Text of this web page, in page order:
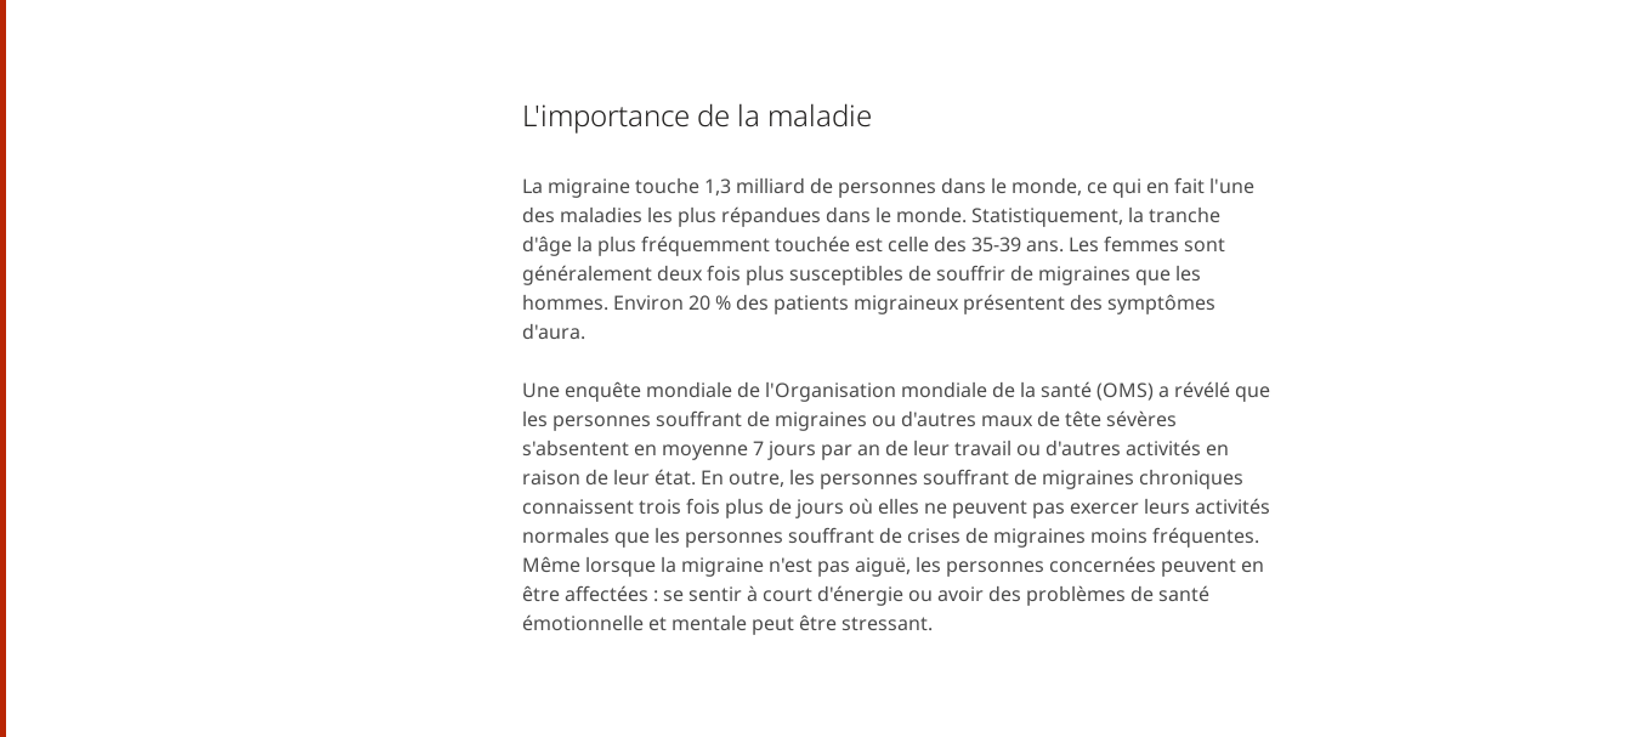
L'importance de la maladie
La migraine touche 1,3 milliard de personnes dans le monde, ce qui en fait l'une
des maladies les plus répandues dans le monde. Statistiquement, la tranche
d'âge la plus fréquemment touchée est celle des 35-39 ans. Les femmes sont
généralement deux fois plus susceptibles de souffrir de migraines que les
hommes. Environ 20 % des patients migraineux présentent des symptômes
d'aura.
Une enquête mondiale de l'Organisation mondiale de la santé (OMS) a révélé que
les personnes souffrant de migraines ou d'autres maux de tête sévères
s'absentent en moyenne 7 jours par an de leur travail ou d'autres activités en
raison de leur état. En outre, les personnes souffrant de migraines chroniques
connaissent trois fois plus de jours où elles ne peuvent pas exercer leurs activités
normales que les personnes souffrant de crises de migraines moins fréquentes.
Même lorsque la migraine n'est pas aiguë, les personnes concernées peuvent en
être affectées : se sentir à court d'énergie ou avoir des problèmes de santé
émotionnelle et mentale peut être stressant.